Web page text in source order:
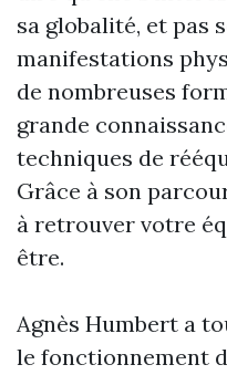
sa globalité, et pas
manifestations
de nombreuses
grande
techniques de
Grâce à son
à retrouver votre
être.
Agnès Humbert a
le fonctionnement